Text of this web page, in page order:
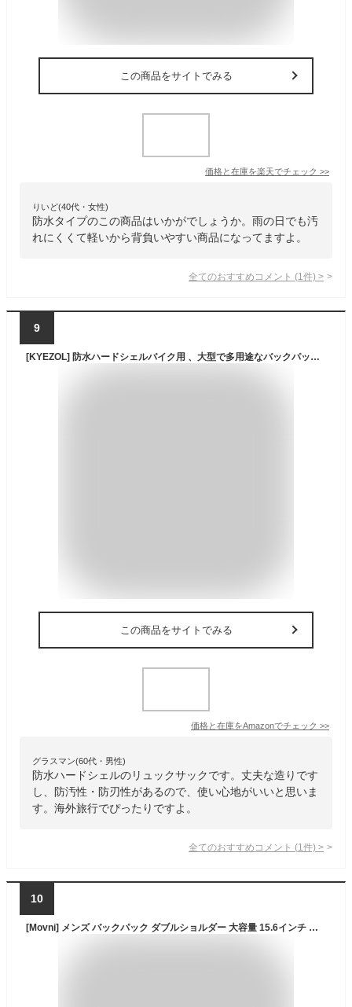
この商品をサイトでみる
価格と在庫を楽天でチェック >>
りいど(40代・女性)
防水タイプのこの商品はいかがでしょうか。雨の日でも汚
れにくくて軽いから背負いやすい商品になってますよ。
全てのおすすめコメント (1 件) >
9
[KYEZOL] 防水ハードシェルバイク用 、大型で多用途なバックパック、オートバイのバックパック、耐圧縮性、耐落下性、耐高温性、耐低温性、防汚性、メンズリュックサック、旅行、通学、通勤、サイクリングに適しています キャンプ (ブラック)
この商品をサイトでみる
価格と在庫をAmazonでチェック >>
グラスマン(60代・男性)
防水ハードシェルのリュックサックです。丈夫な造りです
し、防汚性・防刃性があるので、使い心地がいいと思いま
す。海外旅行でぴったりですよ。
全てのおすすめコメント (1 件) >
10
[Movni] メンズ バックパック ダブルショルダー 大容量 15.6インチ ノートパソコン収納 防水 耐摩耗 防刃 防盗 減圧 通気性 ビジネス通勤 旅行 シニア 学生用 ブラック レッド 31cm×18cm×47cm 8806モデル